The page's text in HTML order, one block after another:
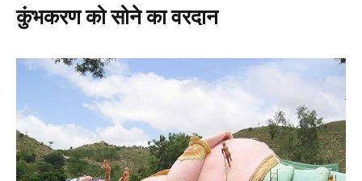
कुंभकरण को सोने का वरदान